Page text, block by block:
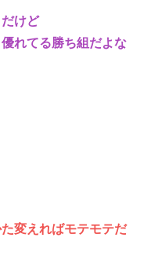
けど
れてる勝ち組だよな
変えればモテモテだ